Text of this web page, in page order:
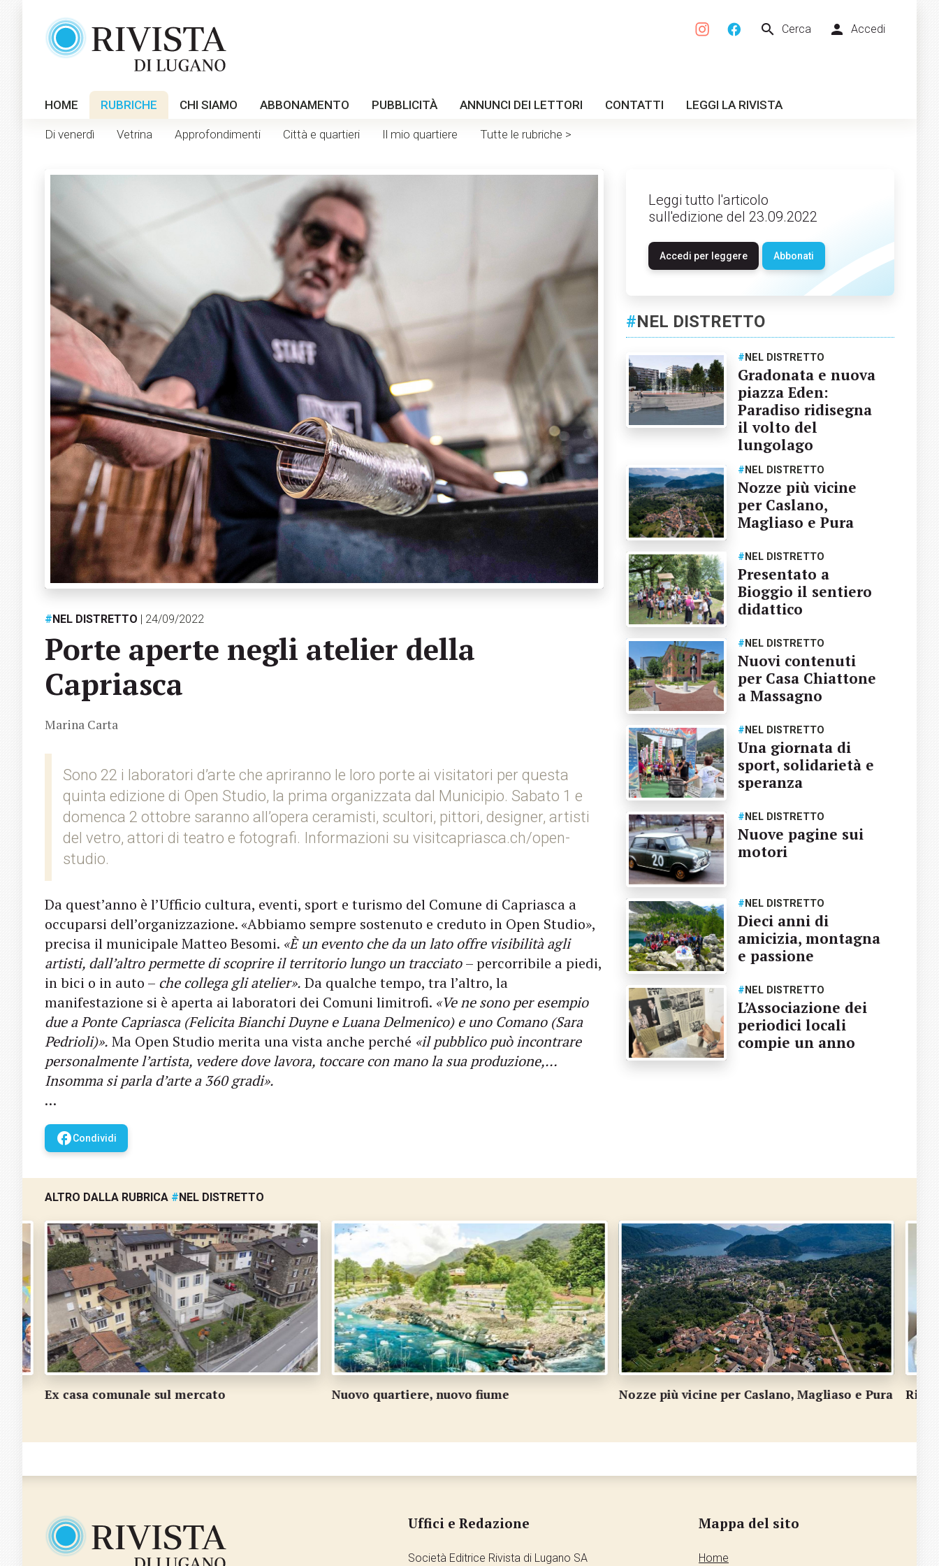
search Cerca person Accedi
HOME RUBRICHE CHI SIAMO ABBONAMENTO PUBBLICITÀ ANNUNCI DEI LETTORI CONTATTI LEGGI LA RIVISTA
Di venerdì Vetrina Approfondimenti Città e quartieri Il mio quartiere Tutte le rubriche >
#NEL DISTRETTO | 24/09/2022
Porte aperte negli atelier della
Capriasca
Marina Carta
Sono 22 i laboratori d’arte che apriranno le loro porte ai visitatori per questa
quinta edizione di Open Studio, la prima organizzata dal Municipio. Sabato 1 e
domenca 2 ottobre saranno all’opera ceramisti, scultori, pittori, designer, artisti
del vetro, attori di teatro e fotografi. Informazioni su visitcapriasca.ch/open-
studio.
Da quest’anno è l’Ufficio cultura, eventi, sport e turismo del Comune di Capriasca a
occuparsi dell’organizzazione. «Abbiamo sempre sostenuto e creduto in Open Studio»,
precisa il municipale Matteo Besomi. «È un evento che da un lato offre visibilità agli
artisti, dall’altro permette di scoprire il territorio lungo un tracciato– percorribile a piedi,
in bici o in auto – che collega gli atelier». Da qualche tempo, tra l’altro, la
manifestazione si è aperta ai laboratori dei Comuni limitrofi. «Ve ne sono per esempio
due a Ponte Capriasca (Felicita Bianchi Duyne e Luana Delmenico) e uno Comano (Sara
Pedrioli)». Ma Open Studio merita una vista anche perché «il pubblico può incontrare
personalmente l’artista, vedere dove lavora, toccare con mano la sua produzione,…
Insomma si parla d’arte a 360 gradi».
…
facebookCondividi
Leggi tutto l'articolo
sull'edizione del 23.09.2022
Accedi per leggere Abbonati
#NEL DISTRETTO
# NEL DISTRETTO
Gradonata e nuova
piazza Eden:
Paradiso ridisegna
il volto del
lungolago
# NEL DISTRETTO
Nozze più vicine
per Caslano,
Magliaso e Pura
# NEL DISTRETTO
Presentato a
Bioggio il sentiero
didattico
# NEL DISTRETTO
Nuovi contenuti
per Casa Chiattone
a Massagno
# NEL DISTRETTO
Una giornata di
sport, solidarietà e
speranza
# NEL DISTRETTO
Nuove pagine sui
motori
# NEL DISTRETTO
Dieci anni di
amicizia, montagna
e passione
# NEL DISTRETTO
L’Associazione dei
periodici locali
compie un anno
ALTRO DALLA RUBRICA #NEL DISTRETTO
Nuovo quartiere, nuovo fiume Nozze più vicine per Caslano, Magliaso e Pura Riprendono a Sorengo i pomeriggi dilettali
Uffici e Redazione
Società Editrice Rivista di Lugano SA
Mappa del sito
Home